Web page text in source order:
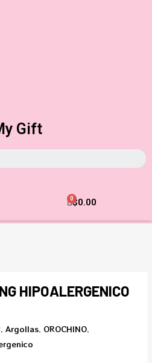
Gift
$0.00
0
HIPOALERGENICO
, Argollas, OROCHINO,